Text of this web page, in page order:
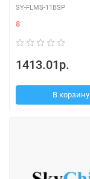
SY-FLMS-11BSP
8
1413.01р.
В корзину